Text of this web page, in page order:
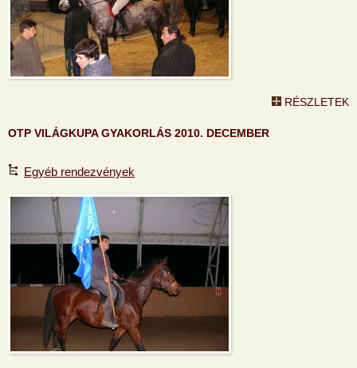
RÉSZLETEK
OTP VILÁGKUPA GYAKORLÁS 2010. DECEMBER
Egyéb rendezvények